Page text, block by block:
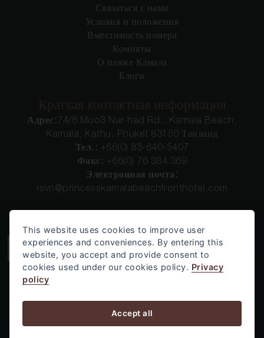
Связаться с нами
Условия и положения
Вместимость номера
Комнаты
О пляже Камала
Блоги
Адрес: 74/8 Moo3 Nar-had Rd., Kamala Beach,
Kamala, Kathu, Phuket 83150 Таиланд
Тел.: +66(0) 83-640-5407
Факс: +66(0) 76 384 369
Электронная почта:
rsvn@princesskamalabeachfronthotel.com
This website uses cookies to improve user
experiences and conveniences. By entering this
website, you accept and provide consent to
cookies used under our cookies policy. Privacy
policy
Accept all